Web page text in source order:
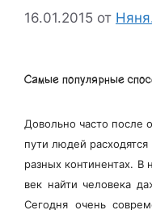
16.01.2015 от
Самые популярные
Довольно часто после
пути людей
разных континентах.
век найти человека
Сегодня очень